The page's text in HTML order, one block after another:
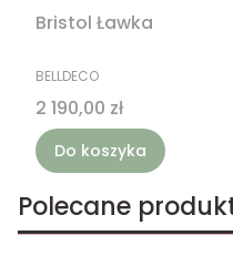
Bristol Ławka
PRODUCENT
BELLDECO
Cena
2 190,00 zł
Do koszyka
Polecane